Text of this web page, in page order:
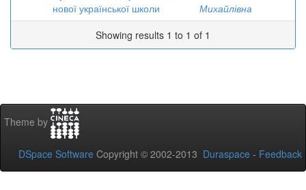
нової української школи
Михайлівна
Showing results 1 to 1 of 1
Theme by
DSpace Software Copyright © 2002-2013 Duraspace - Feedback